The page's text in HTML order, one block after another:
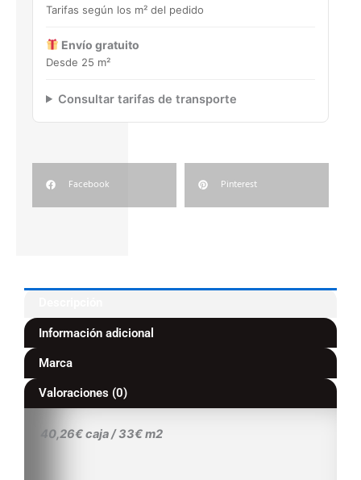
Tarifas según los m² del pedido
Envío gratuito
Desde 25 m²
Consultar tarifas de transporte
Facebook Pinterest
Información adicional
Marca
Valoraciones (0)
40,26€ caja / 33€ m2